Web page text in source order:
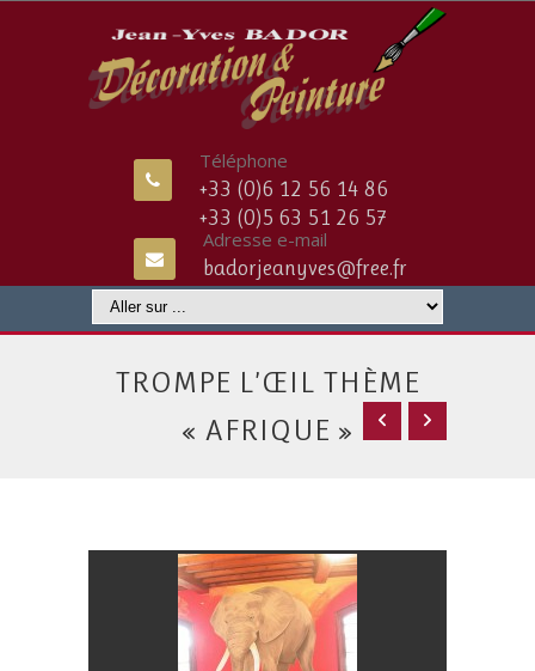
Téléphone
+33 (0)6 12 56 14 86
+33 (0)5 63 51 26 57
Adresse e-mail
badorjeanyves@free.fr
TROMPE L’ŒIL THÈME
« AFRIQUE »